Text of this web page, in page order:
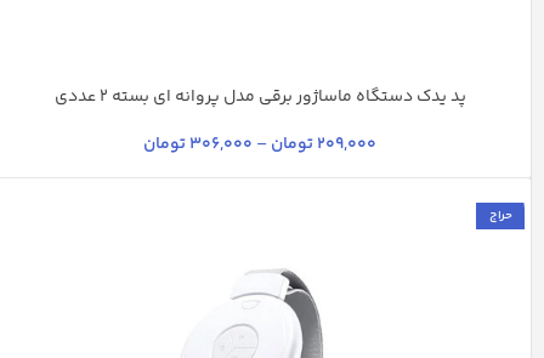
آبی نفتیمشکیمشکی - آبیمشکی - دوخت آبی
پد یدک دستگاه ماساژور برقی مدل پروانه ای بسته 2 عددی
209,000تومان –
306,000تومان
حراج